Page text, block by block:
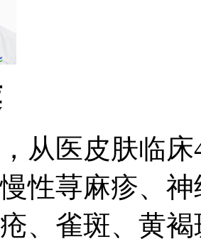
从医皮肤临
性荨麻疹、
、雀斑、黄褐